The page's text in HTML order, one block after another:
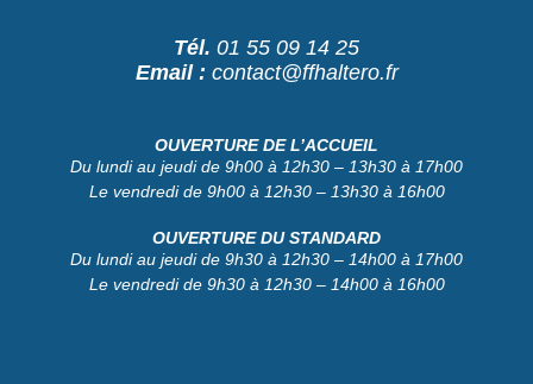
Tél. 01 55 09 14 25
Email : contact@ffhaltero.fr
OUVERTURE DE L’ACCUEIL
Du lundi au jeudi de 9h00 à 12h30 – 13h30 à 17h00
Le vendredi de 9h00 à 12h30 – 13h30 à 16h00
OUVERTURE DU STANDARD
Du lundi au jeudi de 9h30 à 12h30 – 14h00 à 17h00
Le vendredi de 9h30 à 12h30 – 14h00 à 16h00